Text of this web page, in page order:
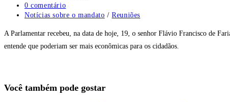
publicado:
Comentários
do
0 comentário
Categoria
post:
Notícias sobre o mandato / Reuniões
A Parlamentar recebeu, na data de hoje, 19, o senhor Flávio Francisco de
entende que poderiam ser mais econômicas para os cidadãos.
Você também pode gostar